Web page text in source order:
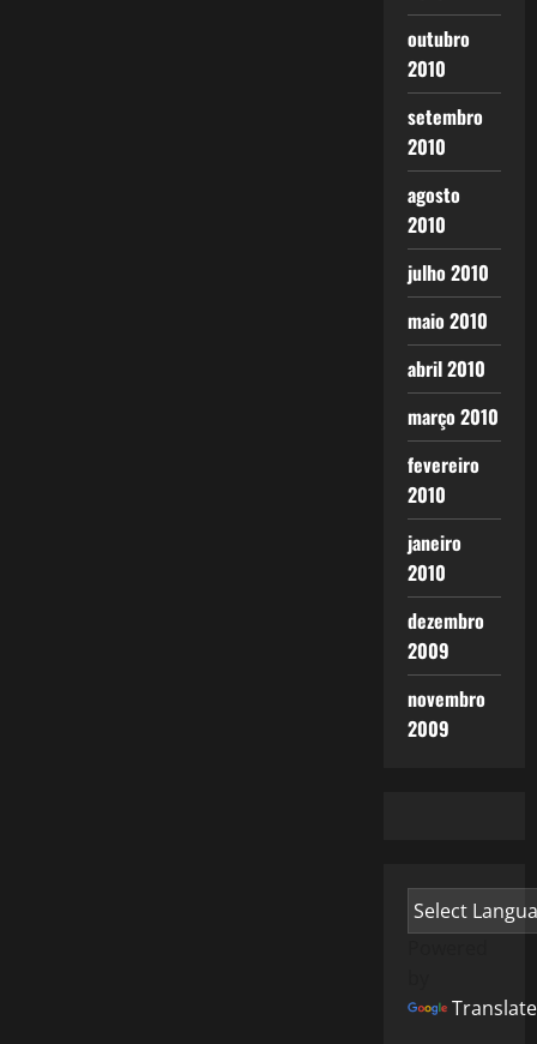
outubro
2010
setembro
2010
agosto
2010
julho 2010
maio 2010
abril 2010
março 2010
fevereiro
2010
janeiro
2010
dezembro
2009
novembro
2009
Translate